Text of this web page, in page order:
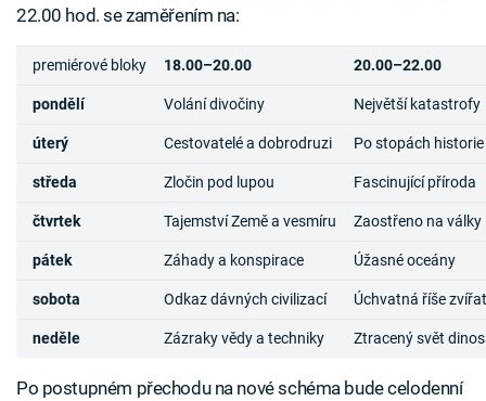
22.00 hod. se zaměřením na:
premiérové bloky 18.00–20.00 20.00–22.00
pondělí Volání divočiny Největší katastrofy
úterý Cestovatelé a dobrodruzi Po stopách historie
středa Zločin pod lupou Fascinující příroda
čtvrtek Tajemství Země a vesmíru Zaostřeno na války
pátek Záhady a konspirace Úžasné oceány
sobota Odkaz dávných civilizací Úchvatná říše zvířat
neděle Zázraky vědy a techniky Ztracený svět
Po postupném přechodu na nové schéma bude celodenní